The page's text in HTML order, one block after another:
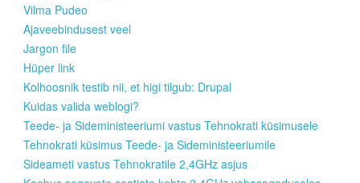
Vilma Pudeo
Ajaveebindusest veel
Jargon file
Hüper link
Kolhoosnik testib nii, et higi tilgub: Drupal
Kuidas valida weblogi?
Teede- ja Sideministeeriumi vastus Tehnokrati küsimusele
Tehnokrati küsimus Teede- ja Sideministeeriumile
Sideameti vastus Tehnokratile 2,4GHz asjus